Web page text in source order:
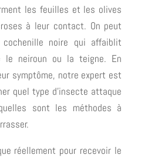
les feuilles et les olives
à leur contact. On peut
noire qui affaiblit
le neiroun ou la teigne. En
symptôme, notre expert est
quel type d’insecte attaque
sont les méthodes à
réellement pour recevoir le